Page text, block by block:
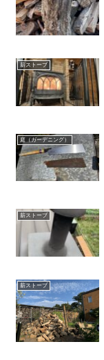
薪ストーブ
庭（ガーデニング）
薪ストーブ
薪ストーブ